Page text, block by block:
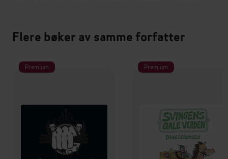
Flere bøker av samme forfatter
Premium Premium